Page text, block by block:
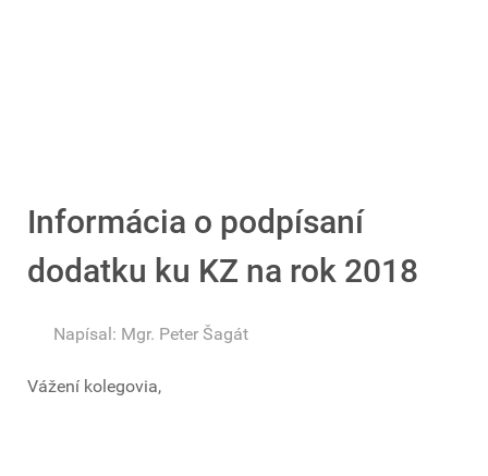
Informácia o podpísaní
dodatku ku KZ na rok 2018
Napísal: Mgr. Peter Šagát
Vážení kolegovia,